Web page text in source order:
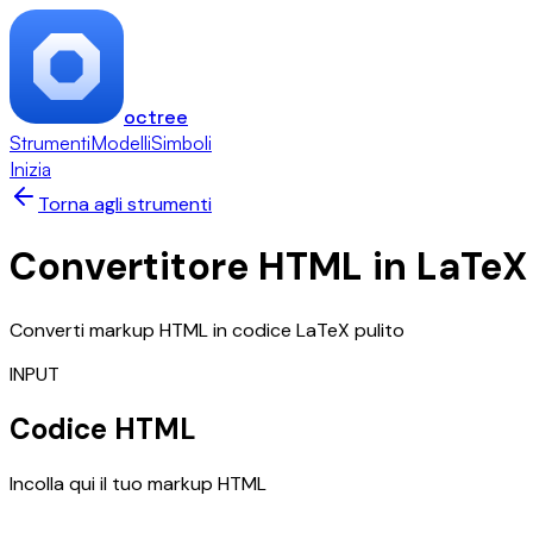
octree
StrumentiModelliSimboli
Inizia
Torna agli strumenti
Convertitore HTML in LaTeX
Converti markup HTML in codice LaTeX pulito
INPUT
Codice HTML
Incolla qui il tuo markup HTML